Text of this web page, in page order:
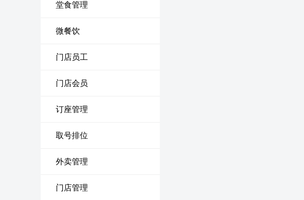
堂食管理
微餐饮
门店员工
门店会员
订座管理
取号排位
外卖管理
门店管理